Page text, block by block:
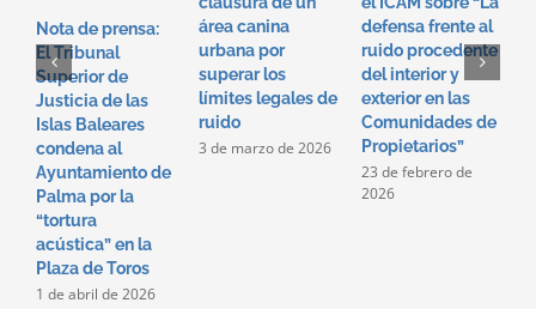
Nota de prensa:
El Tribunal
Superior de
Justicia de las
Islas Baleares
condena al
Ayuntamiento de
Palma por la
“tortura
acústica” en la
Plaza de Toros
1 de abril de 2026
área canina
urbana por
superar los
límites legales de
ruido
3 de marzo de 2026
defensa frente al
ruido procedente
del interior y
exterior en las
Comunidades de
Propietarios”
23 de febrero de
2026